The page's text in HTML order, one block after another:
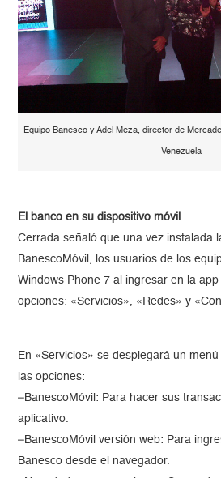
Equipo Banesco y Adel Meza, director de
Venezuela
El banco en su dispositivo móvil
Cerrada señaló que una vez instalada
BanescoMóvil, los usuarios de los
Windows Phone 7 al ingresar en la
opciones: «Servicios», «Redes» y
En «Servicios» se desplegará un
las opciones:
–BanescoMóvil: Para hacer sus
aplicativo.
–BanescoMóvil versión web: Para
Banesco desde el navegador.